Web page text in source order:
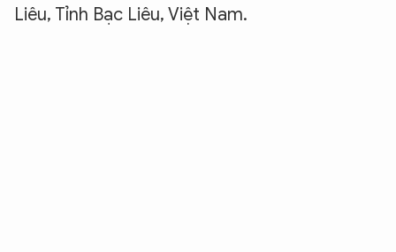
Liêu, Tỉnh Bạc Liêu, Việt Nam.